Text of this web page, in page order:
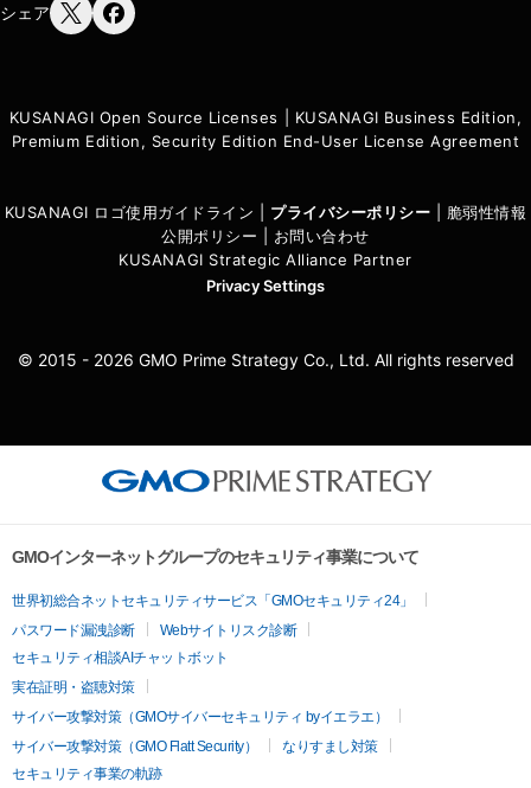
シェア
KUSANAGI Open Source Licenses
KUSANAGI Business Edition,
Premium Edition, Security Edition End-User License Agreement
KUSANAGI ロゴ使用ガイドライン プライバシーポリシー
脆弱性情報
公開ポリシー
お問い合わせ
KUSANAGI Strategic Alliance Partner
Privacy Settings
© 2015 - 2026 GMO Prime Strategy Co., Ltd. All rights reserved
GMOインターネットグループのセキュリティ事業について
世界初総合ネットセキュリティサービス「GMOセキュリティ24」
パスワード漏洩診断
Webサイトリスク診断
セキュリティ相談AIチャットボット
実在証明・盗聴対策
サイバー攻撃対策（GMOサイバーセキュリティ byイエラエ）
サイバー攻撃対策（GMO Flatt Security）
なりすまし対策
セキュリティ事業の軌跡